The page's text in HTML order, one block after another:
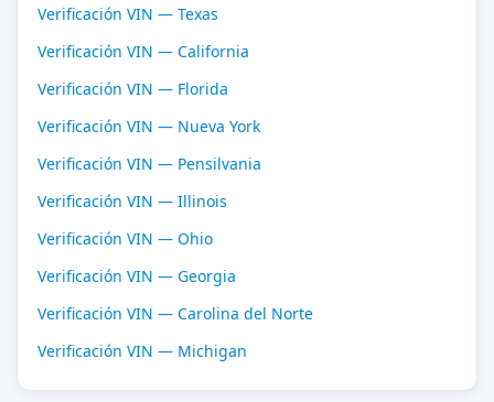
Verificación VIN — Texas
Verificación VIN — California
Verificación VIN — Florida
Verificación VIN — Nueva York
Verificación VIN — Pensilvania
Verificación VIN — Illinois
Verificación VIN — Ohio
Verificación VIN — Georgia
Verificación VIN — Carolina del Norte
Verificación VIN — Michigan